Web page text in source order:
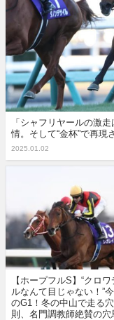
「シャフリヤールの激
情。そして“金杯”で再現
2025.01.02
【ホープフルS】“クロ
ルなんて目じゃない！”
のG1！冬の中山で走る
則、名門調教師絶賛の穴